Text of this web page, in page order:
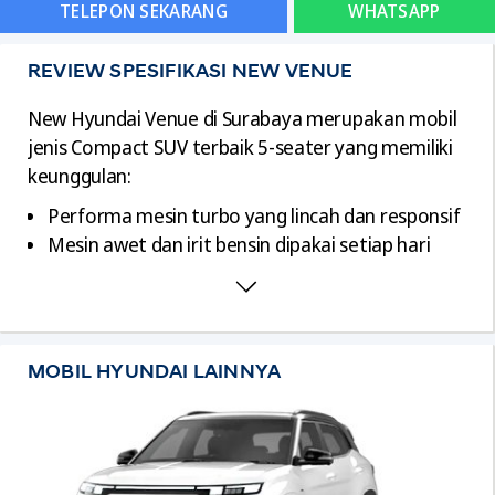
TELEPON SEKARANG WHATSAPP
REVIEW SPESIFIKASI NEW VENUE
New Hyundai Venue di Surabaya merupakan mobil
jenis Compact SUV terbaik 5-seater yang memiliki
keunggulan:
Performa mesin turbo yang lincah dan responsif
Mesin awet dan irit bensin dipakai setiap hari
Fitur modern dan canggih seperti Sunroof,
Headunit 8 inch, AC Automatic, dan lain-lain
Fitur safety lengkap dan aman
Garansi hingga 4 tahun atau 100ribu Km
Dimesin Ukuran Hyundai Venue
MOBIL HYUNDAI LAINNYA